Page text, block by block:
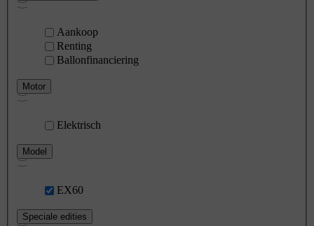
Aankoop
Renting
Ballonfinanciering
Motor
Elektrisch
Model
EX60
Speciale edities